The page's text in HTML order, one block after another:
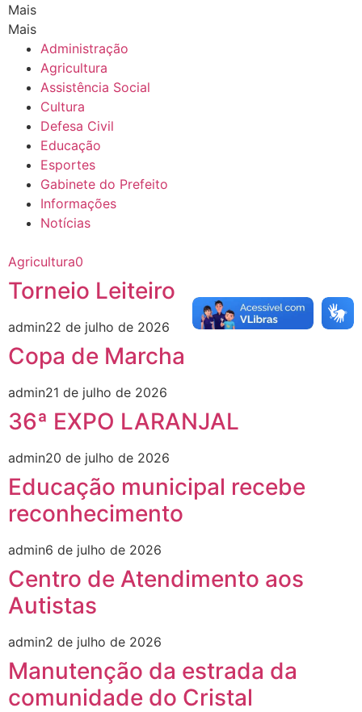
Mais
Mais
Administração
Agricultura
Assistência Social
Cultura
Defesa Civil
Educação
Esportes
Gabinete do Prefeito
Informações
Notícias
Agricultura0
Torneio Leiteiro
admin22 de julho de 2026
Copa de Marcha
admin21 de julho de 2026
36ª EXPO LARANJAL
admin20 de julho de 2026
Educação municipal recebe
reconhecimento
admin6 de julho de 2026
Centro de Atendimento aos
Autistas
admin2 de julho de 2026
Manutenção da estrada da
comunidade do Cristal